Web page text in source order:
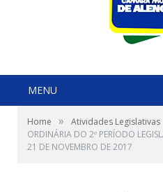
MENU
Home » Atividades Legislativas
ORDINÁRIA DO 2º PERÍODO
21 DE NOVEMBRO DE 2017